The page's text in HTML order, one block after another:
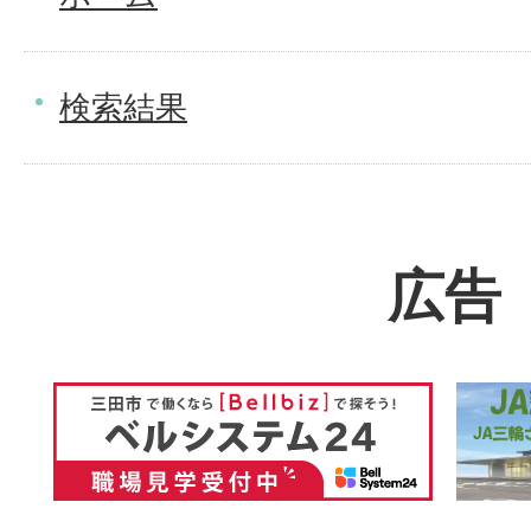
検索結果
広告